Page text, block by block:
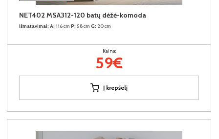
NET402 MSA312-120 batų dėžė-komoda
Išmatavimai: A: 116cm P: 58cm G: 20cm
Kaina:
59€
Į krepšelį